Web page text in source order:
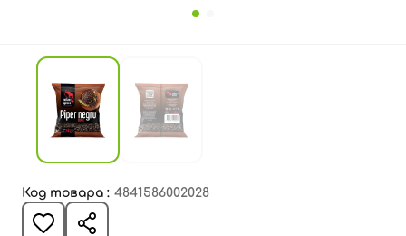
Код товара : 4841586002028